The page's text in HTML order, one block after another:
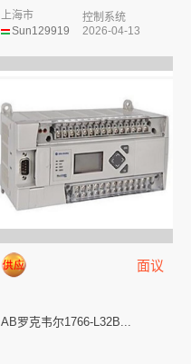
Sun129919
上海市
控制系统
2026-04-13
面议
AB罗克韦尔1766-L32B...